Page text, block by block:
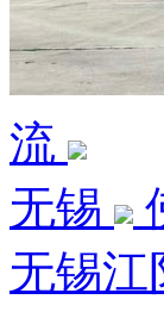
流
无锡
无锡江